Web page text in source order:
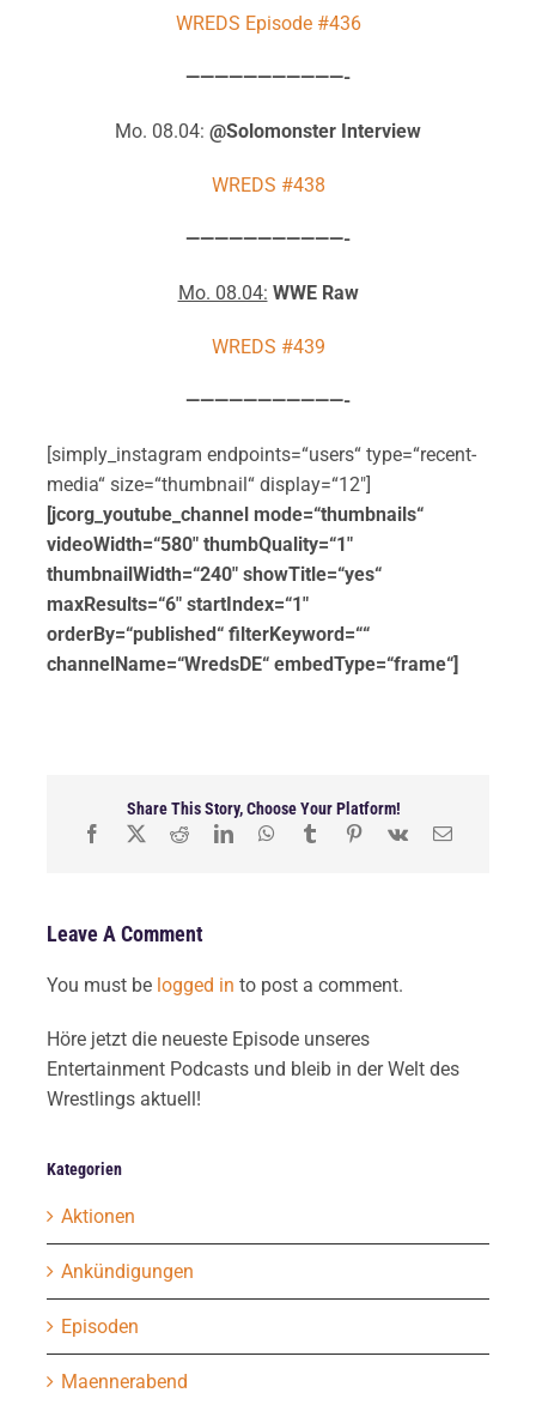
WREDS Episode #436
———————————-
Mo. 08.04: @Solomonster Interview
WREDS #438
———————————-
Mo. 08.04: WWE Raw
WREDS #439
———————————-
[simply_instagram endpoints=“users“ type=“recent-
media“ size=“thumbnail“ display=“12″]
[jcorg_youtube_channel mode=“thumbnails“
videoWidth=“580″ thumbQuality=“1″
thumbnailWidth=“240″ showTitle=“yes“
maxResults=“6″ startIndex=“1″
orderBy=“published“ filterKeyword=““
channelName=“WredsDE“ embedType=“frame“]
Share This Story, Choose Your Platform!
Leave A Comment
You must be logged in to post a comment.
Höre jetzt die neueste Episode unseres
Entertainment Podcasts und bleib in der Welt des
Wrestlings aktuell!
Kategorien
Aktionen
Ankündigungen
Episoden
Maennerabend